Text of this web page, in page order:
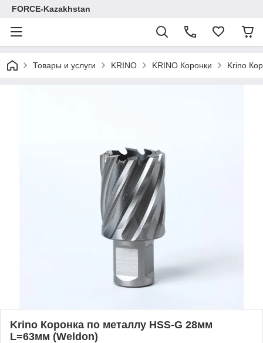
FORCE-Kazakhstan
Товары и услуги KRINO KRINO Коронки Krino
Krino Коронка по металлу HSS-G 28мм
L=63мм (Weldon)